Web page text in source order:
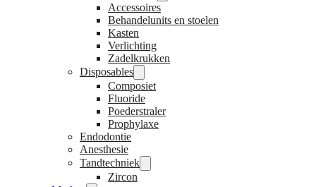
Accessoires
Behandelunits en stoelen
Kasten
Verlichting
Zadelkrukken
Disposables
Composiet
Fluoride
Poederstraler
Prophylaxe
Endodontie
Anesthesie
Tandtechniek
Zircon